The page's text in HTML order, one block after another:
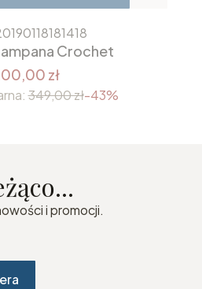
Crochet
zł
349,00 zł-43%
i promocji.